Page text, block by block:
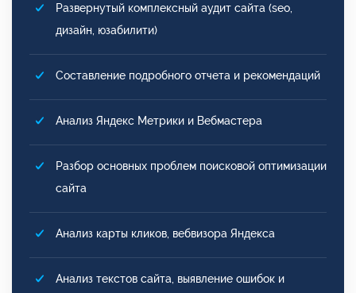
Развернутый комплексный аудит сайта (seo,
дизайн, юзабилити)
Составление подробного отчета и рекомендаций
Анализ Яндекс Метрики и Вебмастера
Разбор основных проблем поисковой оптимизации
сайта
Анализ карты кликов, вебвизора Яндекса
Анализ текстов сайта, выявление ошибок и